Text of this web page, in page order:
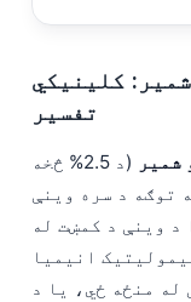
کلینیکي
تفسیر
شمیر
(د 2.5% څخه
توګه د سره وینې
د وینې د کمښت له
انیمیا
له منځه ځي، یا د
Galego
Latviešu
Euskara
Occitan
المغربية